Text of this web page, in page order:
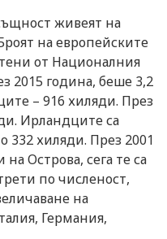
живеят на
на европейските
от Националния
2015 година, беше 3,2
– 916 хиляди. През
Ирландците са
332 хиляди. През 2001
Острова, сега те са
по численост,
на
Германия,